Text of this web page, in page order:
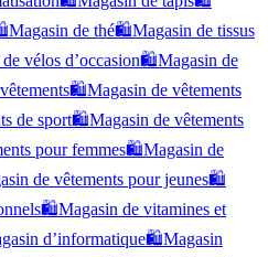
Magasin de thé🛍️Magasin de tissus
vélos d’occasion🛍️Magasin de
🛍️Magasin de vêtements
de sport🛍️Magasin de vêtements
pour femmes🛍️Magasin de
de vêtements pour jeunes🛍️
🛍️Magasin de vitamines et
d’informatique🛍️Magasin